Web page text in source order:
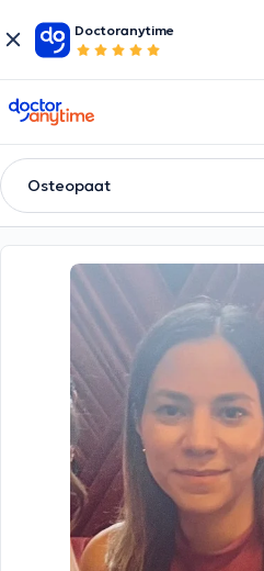
Doctoranytime
doctoranytime
Osteopaat